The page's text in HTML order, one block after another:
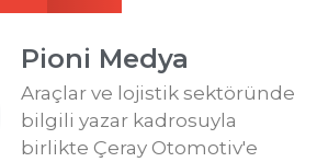
Pioni Medya
Araçlar ve lojistik sektöründe
bilgili yazar kadrosuyla
birlikte Çeray Otomotiv'e